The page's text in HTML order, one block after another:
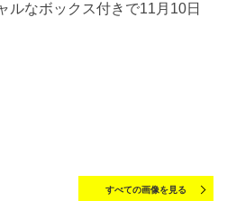
ルなボックス付きで11月10日
すべての画像を見る